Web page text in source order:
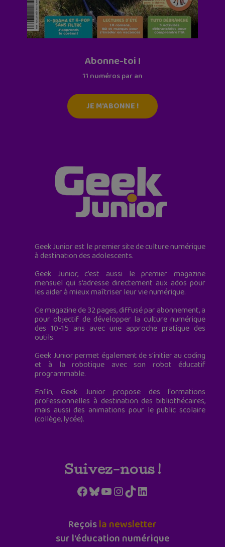
Abonne-toi !
11 numéros par an
JE M'ABONNE !
Geek Junior est le premier site de culture numérique
à destination des adolescents.
Geek Junior, c’est aussi le premier magazine
mensuel qui s’adresse directement aux ados pour
les aider à mieux maîtriser leur vie numérique.
Ce magazine de 32 pages, diffusé par abonnement, a
pour objectif de développer la culture numérique
des 10-15 ans avec une approche pratique des
outils.
Geek Junior permet également de s'initier au coding
et à la robotique avec son robot éducatif
programmable.
Enfin, Geek Junior propose des formations
professionnelles à destination des bibliothécaires,
mais aussi des animations pour le public scolaire
(collège, lycée).
Suivez-nous !
Facebook
Bluesky
YouTube
Instagram
TikTokLinkedIn
Reçoisla newsletter
sur l'éducation numérique